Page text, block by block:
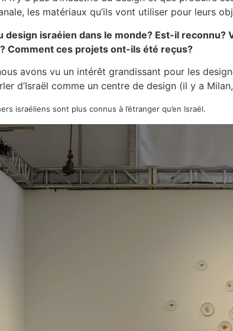
les matériaux qu’ils vont utiliser pour leurs
design israéien dans le monde? Est-il
Comment ces projets ont-ils été reçus?
avons vu un intérêt grandissant pour les
d’Israël comme un centre de design (il y a
israéliens sont plus connus à l’étranger qu’en Israël.